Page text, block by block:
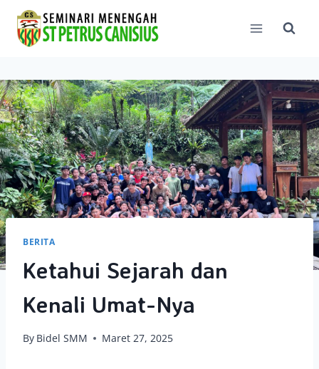
content
BERITA
Ketahui Sejarah dan
Kenali Umat-Nya
By Bidel SMM Maret 27, 2025